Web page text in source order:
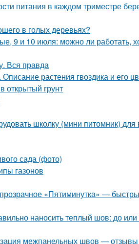
питания в каждом триместре
в голых деревьях?
9 и 10 июля: можно ли работать,
Вся правда
растения гвоздика и его
открытый грунт
школку (мини питомник)
сада (фото)
газонов
«Пятиминутка» —
наносить теплый шов: до или
межпанельных швов — отзывы